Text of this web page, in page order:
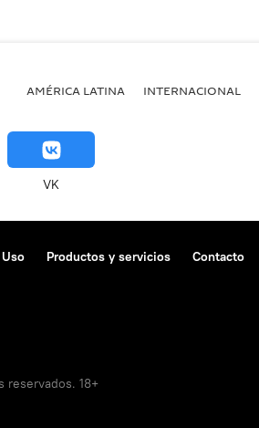
AMÉRICA LATINA INTERNACIONAL
VK
Productos y servicios Contacto
18+